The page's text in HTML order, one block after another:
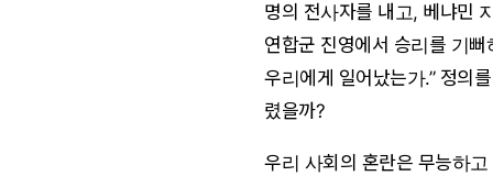
명의 전사자를 내고, 베냐민
연합군 진영에서 승리를 기
우리에게 일어났는가.” 정의
렸을까?
우리 사회의 혼란은 무능하